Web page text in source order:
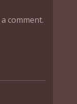
comment.